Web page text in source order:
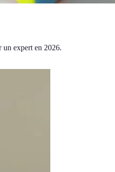
un expert en 2026.